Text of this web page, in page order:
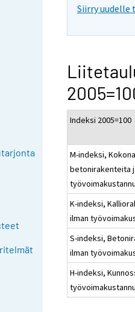
Siirry
Indeksi 2005=100
M-indeksi,
betonirakenteita
K-indeksi,
ilman
S-indeksi,
ilman
H-indeksi,